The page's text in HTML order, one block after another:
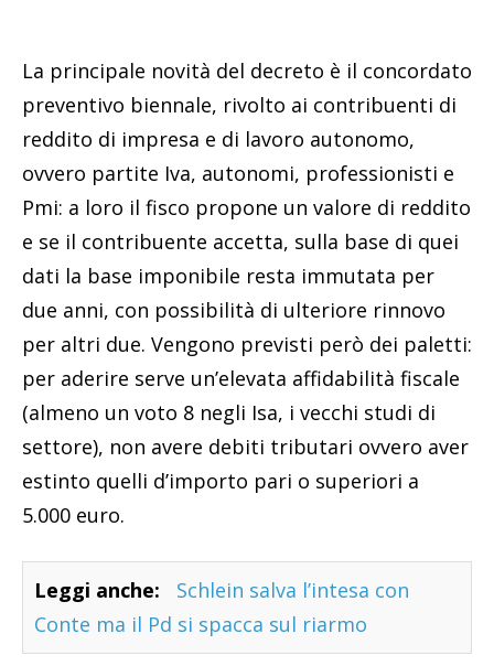
La principale novità del decreto è il concordato
preventivo biennale, rivolto ai contribuenti di
reddito di impresa e di lavoro autonomo,
ovvero partite Iva, autonomi, professionisti e
Pmi: a loro il fisco propone un valore di reddito
e se il contribuente accetta, sulla base di quei
dati la base imponibile resta immutata per
due anni, con possibilità di ulteriore rinnovo
per altri due. Vengono previsti però dei paletti:
per aderire serve un’elevata affidabilità fiscale
(almeno un voto 8 negli Isa, i vecchi studi di
settore), non avere debiti tributari ovvero aver
estinto quelli d’importo pari o superiori a
5.000 euro.
Leggi anche:
Schlein salva l’intesa con
Conte ma il Pd si spacca sul riarmo